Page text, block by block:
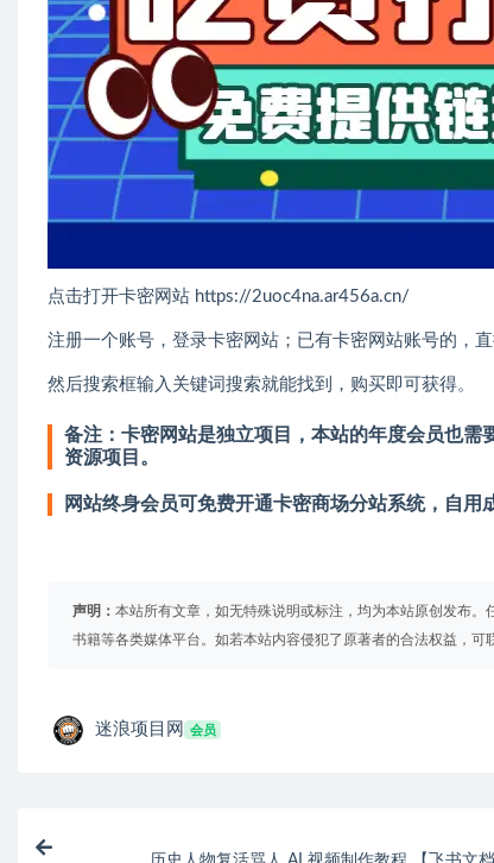
点击打开卡密网站 https://2uoc4na.ar456a.cn/
注册一个账号，登录卡密网站；已有卡密网站账号的，直
然后搜索框输入关键词搜索就能找到，购买即可获得。
备注：卡密网站是独立项目，本站的年度会员也
资源项目。
网站终身会员可免费开通卡密商场分站系统，自
声明： 本站所有文章，如无特殊说明或标注，均为本站原创发布。
书籍等各类媒体平台。如若本站内容侵犯了原著者的合法权益，可
迷浪项目网 会员